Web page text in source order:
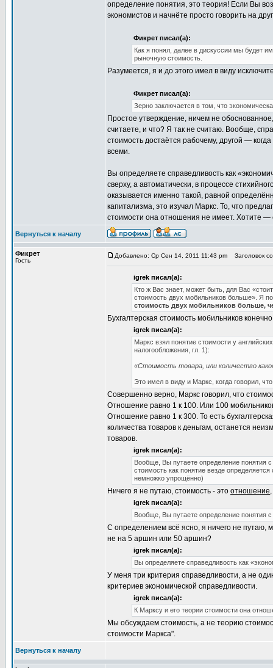
определение понятия, это теория! Если Вы
экономистов и начнёте просто говорить на
Фикрет писал(а):
Как я понял, далее в дискуссии мы будет
рыночную стоимость.
Разумеется, я и до этого имел в виду
Фикрет писал(а):
Зерно заключается в том, что
Простое утверждение, ничем не
считаете, и что? Я так не считаю. Вообще,
стоимость достаётся рабочему, другой —
всеми.
Вы определяете справедливость как
сверху, а автоматически, в процессе
оказывается именно такой, равной
капитализма, это изучал Маркс. То, что
стоимости она отношения не имеет. Хотите —
Вернуться к началу
Фикрет
Гость
Добавлено: Ср Сен 14, 2011 11:43 pm Заголовок
igrek писал(а):
Кто ж Вас знает, может быть, для Вас
стоимость двух мобильников больше». Я
стоимость двух мобильников больше,
Бухгалтерская стоимость мобильников
igrek писал(а):
Маркс взял понятие стоимости у
налогообложения, гл. 1):
«Стоимость товара, или количество
Это имел в виду и Маркс, когда говорил,
Совершенно верно, Маркс говорил, что
Отношение равно 1 к 100. Или 100
Отношение равно 1 к 300. То есть
количества товаров к деньгам, останется
товаров.
igrek писал(а):
Вообще, Вы путаете определение понятия
стоимость как понятие везде определяется
немножко упрощённо)
Ничего я не путаю, стоимость - это отношение
igrek писал(а):
Вообще, Вы путаете определение понятия
С определением всё ясно, я ничего не путаю,
не на 5 аршин или 50 аршин?
igrek писал(а):
Вы определяете справедливость как
У меня три критерия справедливости, а не
критериев экономической справедливости.
igrek писал(а):
К Марксу и его теории стоимости она
Мы обсуждаем стоимость, а не теорию
стоимости Маркса".
Вернуться к началу